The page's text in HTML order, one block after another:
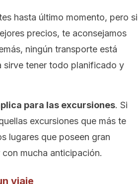
hasta último momento, pero si
precios, te aconsejamos
ningún transporte está
sirve tener todo planificado y
para las excursiones. Si
excursiones que más te
lugares que poseen gran
mucha anticipación.
viaje